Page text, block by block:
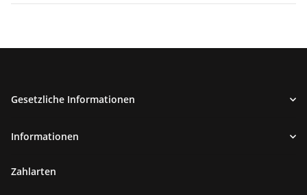
Gesetzliche Informationen
Informationen
Zahlarten